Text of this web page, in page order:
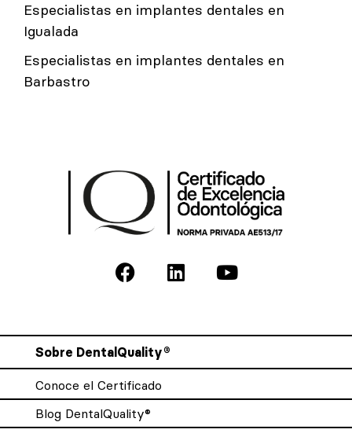
Especialistas en implantes dentales en
Igualada
Especialistas en implantes dentales en
Barbastro
Sobre DentalQuality®
Conoce el Certificado
Blog DentalQuality®